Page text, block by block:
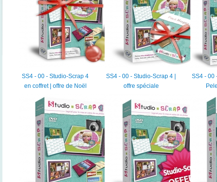
SS4 - 00 - Studio-Scrap 4
en coffret | offre de Noël
SS4 - 00 - Studio-Scrap 4 |
offre spéciale
SS4 - 00